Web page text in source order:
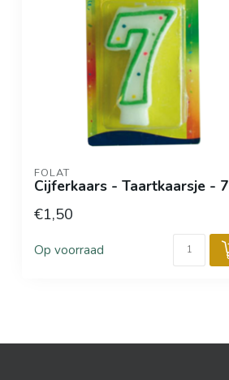
FOLAT
Cijferkaars - Taartkaarsje - 7
€1,50
Op voorraad